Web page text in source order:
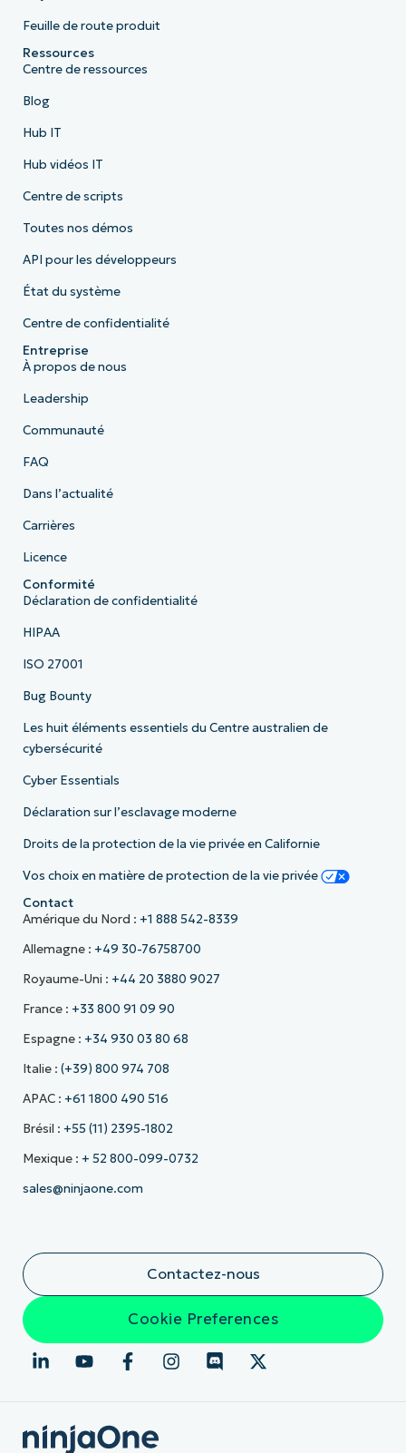
Feuille de route produit
Ressources
Centre de ressources
Blog
Hub IT
Hub vidéos IT
Centre de scripts
Toutes nos démos
API pour les développeurs
État du système
Centre de confidentialité
Entreprise
À propos de nous
Leadership
Communauté
FAQ
Dans l’actualité
Carrières
Licence
Conformité
Déclaration de confidentialité
HIPAA
ISO 27001
Bug Bounty
Les huit éléments essentiels du Centre australien de
cybersécurité
Cyber Essentials
Déclaration sur l’esclavage moderne
Droits de la protection de la vie privée en Californie
Vos choix en matière de protection de la vie privée
Contact
Amérique du Nord : +1 888 542-8339
Allemagne : +49 30-76758700
Royaume-Uni : +44 20 3880 9027
France : +33 800 91 09 90
Espagne : +34 930 03 80 68
Italie : (+39) 800 974 708
APAC : +61 1800 490 516
Brésil : +55 (11) 2395-1802
Mexique : + 52 800-099-0732
sales@ninjaone.com
Contactez-nous
Cookie Preferences